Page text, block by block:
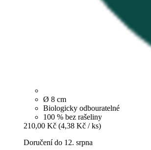
Ø 8 cm
Biologicky odbouratelné
100 % bez rašeliny
210,00 Kč (4,38 Kč / ks)
Doručení do 12. srpna